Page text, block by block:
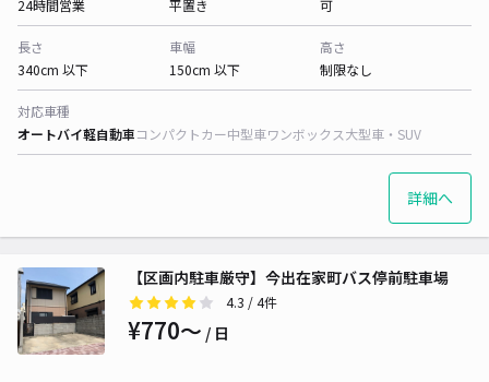
24時間営業
平置き
可
長さ
340cm 以下
車幅
150cm 以下
高さ
制限なし
対応車種
オートバイ軽自動車コンパクトカー中型車ワンボックス大型車・SUV
詳細へ
【区画内駐車厳守】今出在家町バス停前駐車場
4.3 / 4件
¥770〜 / 日